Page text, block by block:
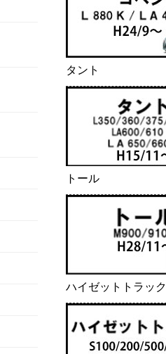
タント
トール
ハイゼットトラック